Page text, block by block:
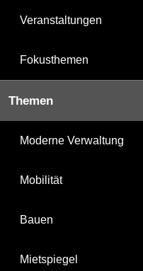
Veranstaltungen
Fokusthemen
Themen
Moderne Verwaltung
Mobilität
Bauen
Mietspiegel